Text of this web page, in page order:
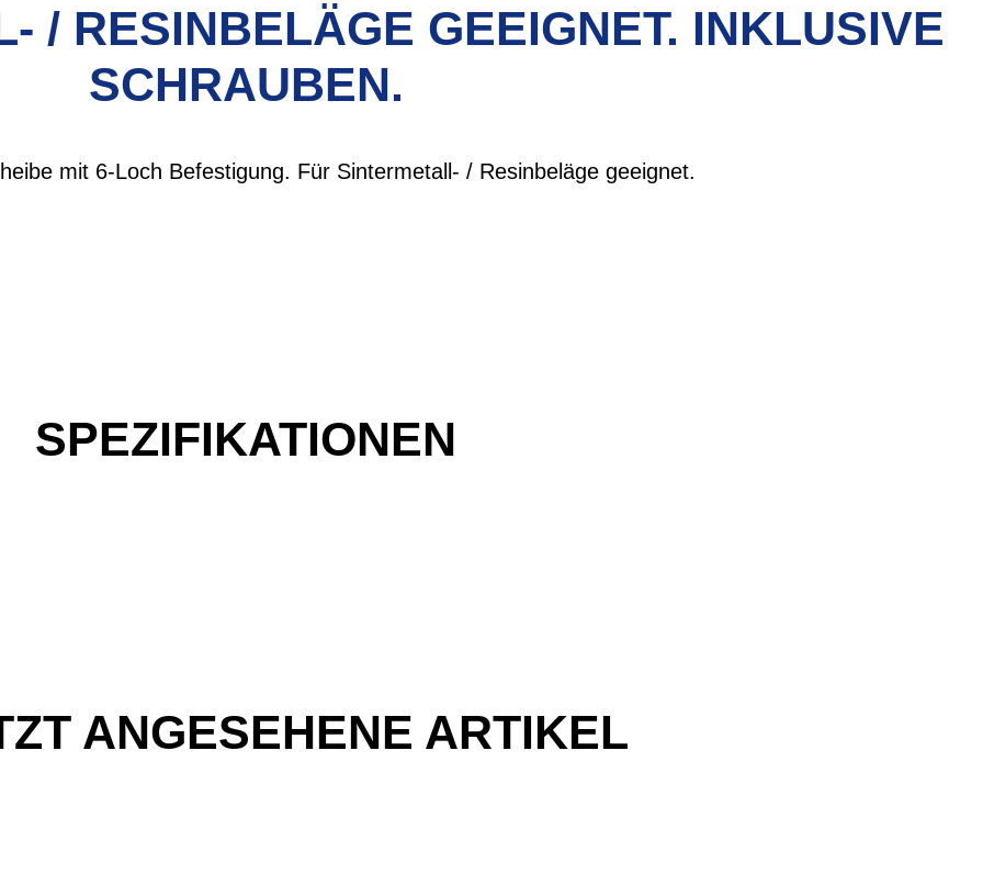
/ RESINBELÄGE GEEIGNET. INKLUSIVE
SCHRAUBEN.
mit 6-Loch Befestigung. Für Sintermetall- / Resinbeläge geeignet.
SPEZIFIKATIONEN
ANGESEHENE ARTIKEL